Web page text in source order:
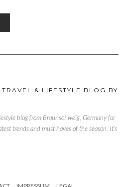
& LIFESTYLE BLOG BY
blog from Braunschweig, Germany for
trends and must haves of the season. It’s